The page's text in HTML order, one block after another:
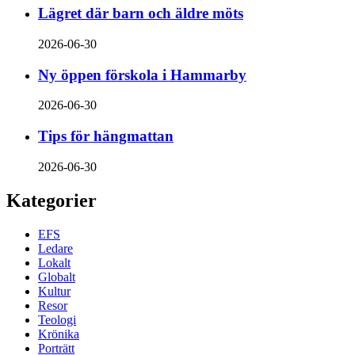
Lägret där barn och äldre möts
2026-06-30
Ny öppen förskola i Hammarby
2026-06-30
Tips för hängmattan
2026-06-30
Kategorier
EFS
Ledare
Lokalt
Globalt
Kultur
Resor
Teologi
Krönika
Porträtt